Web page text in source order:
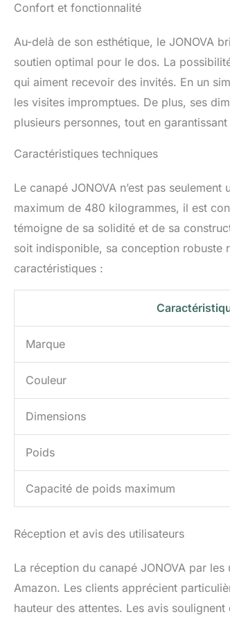
Confort et fonctionnalité
Au-delà de son esthétique, le JONOVA
soutien optimal pour le dos. La
qui aiment recevoir des invités. En un
les visites impromptues. De plus, ses
plusieurs personnes, tout en
Caractéristiques techniques
Le canapé JONOVA n’est pas
maximum de 480 kilogrammes, il est
témoigne de sa solidité et de sa
soit indisponible, sa conception robuste
caractéristiques :
Marque
Couleur
Dimensions
Poids
Capacité de poids maximum
Réception et avis des utilisateurs
La réception du canapé JONOVA par
Amazon. Les clients apprécient
hauteur des attentes. Les avis